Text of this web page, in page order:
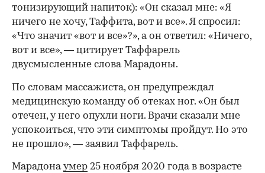
тонизирующий напиток): «Он сказал мне: «Я
ничего не хочу, Таффита, вот и все». Я спросил:
«Что значит «вот и все»?», а он ответил: «Ничего,
вот и все», — цитирует Таффарель
двусмысленные слова Марадоны.
По словам массажиста, он предупреждал
медицинскую команду об отеках ног. «Он был
отечен, у него опухли ноги. Врачи сказали мне
успокоиться, что эти симптомы пройдут. Но это
не прошло», — заявил Таффарель.
Марадонаумер 25 ноября 2020 года в возрасте